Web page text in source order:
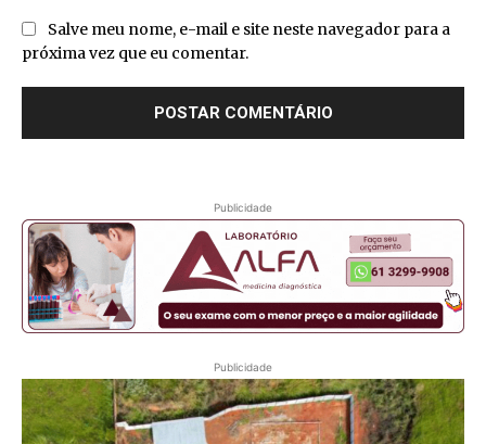
Salve meu nome, e-mail e site neste navegador para a
próxima vez que eu comentar.
Publicidade
Publicidade